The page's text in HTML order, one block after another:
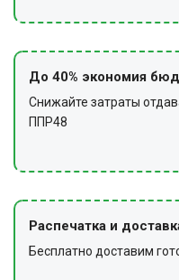
До 40% экономия
Снижайте затраты
ППР48
Распечатка и
Бесплатно доставим